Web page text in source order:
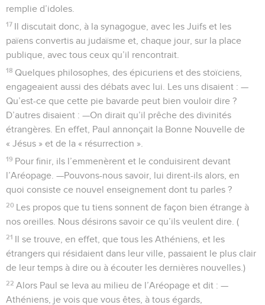
remplie d’idoles.
17 Il discutait donc, à la synagogue, avec les Juifs et les
païens convertis au judaïsme et, chaque jour, sur la place
publique, avec tous ceux qu’il rencontrait.
18 Quelques philosophes, des épicuriens et des stoïciens,
engageaient aussi des débats avec lui. Les uns disaient : —
Qu’est-ce que cette pie bavarde peut bien vouloir dire ?
D’autres disaient : —On dirait qu’il prêche des divinités
étrangères. En effet, Paul annonçait la Bonne Nouvelle de
« Jésus » et de la « résurrection ».
19 Pour finir, ils l’emmenèrent et le conduisirent devant
l’Aréopage. —Pouvons-nous savoir, lui dirent-ils alors, en
quoi consiste ce nouvel enseignement dont tu parles ?
20 Les propos que tu tiens sonnent de façon bien étrange à
nos oreilles. Nous désirons savoir ce qu’ils veulent dire. (
21 Il se trouve, en effet, que tous les Athéniens, et les
étrangers qui résidaient dans leur ville, passaient le plus clair
de leur temps à dire ou à écouter les dernières nouvelles.)
22 Alors Paul se leva au milieu de l’Aréopage et dit : —
Athéniens, je vois que vous êtes, à tous égards,